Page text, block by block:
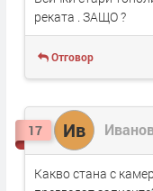
реката . ЗАЩО ?
Отговор
17 Ив
Какво стана с